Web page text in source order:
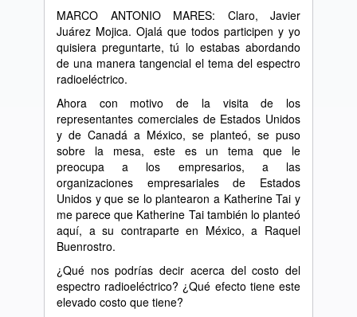
MARCO ANTONIO MARES: Claro, Javier
Juárez Mojica. Ojalá que todos participen y yo
quisiera preguntarte, tú lo estabas abordando
de una manera tangencial el tema del espectro
radioeléctrico.
Ahora con motivo de la visita de los
representantes comerciales de Estados Unidos
y de Canadá a México, se planteó, se puso
sobre la mesa, este es un tema que le
preocupa a los empresarios, a las
organizaciones empresariales de Estados
Unidos y que se lo plantearon a Katherine Tai y
me parece que Katherine Tai también lo planteó
aquí, a su contraparte en México, a Raquel
Buenrostro.
¿Qué nos podrías decir acerca del costo del
espectro radioeléctrico? ¿Qué efecto tiene este
elevado costo que tiene?